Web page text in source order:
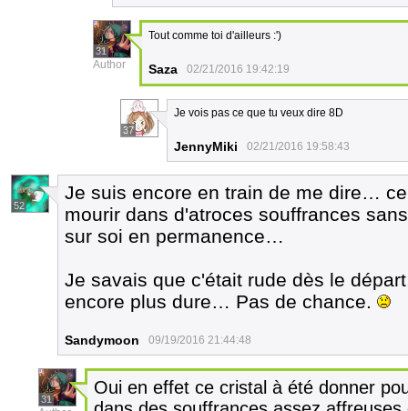
31
Author
Tout comme toi d'ailleurs :')
Saza 02/21/2016 19:42:19
37
Je vois pas ce que tu veux dire 8D
JennyMiki 02/21/2016 19:58:43
52
Je suis encore en train de me dire…
mourir dans d'atroces souffrances
sur soi en permanence…
Je savais que c'était rude dès le
encore plus dure… Pas de chance.
Sandymoon 09/19/2016 21:44:48
31
Oui en effet ce cristal à été donner